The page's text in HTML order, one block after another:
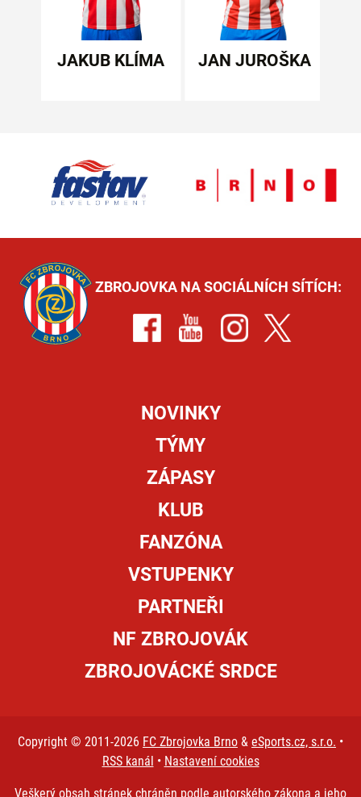
JAKUB KLÍMA JAN JUROŠKA
ZBROJOVKA NA SOCIÁLNÍCH SÍTÍCH:
NOVINKY
TÝMY
ZÁPASY
KLUB
FANZÓNA
VSTUPENKY
PARTNEŘI
NF ZBROJOVÁK
ZBROJOVÁCKÉ SRDCE
Copyright © 2011-2026 FC Zbrojovka Brno & eSports.cz, s.r.o. •
RSS kanál • Nastavení cookies
Veškerý obsah stránek chráněn podle autorského zákona a jeho